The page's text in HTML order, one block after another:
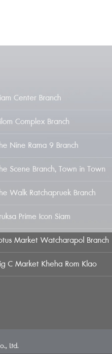
Center Branch
Complex Branch
Nine Rama 9 Branch
Scene Branch, Town in Town
Walk Ratchapruek Branch
Prime Icon Siam
Market Watcharapol Branch
C Market Kheha Rom Klao
Ltd.